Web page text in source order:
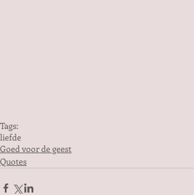
Tags:
liefde
Goed voor de geest
Quotes